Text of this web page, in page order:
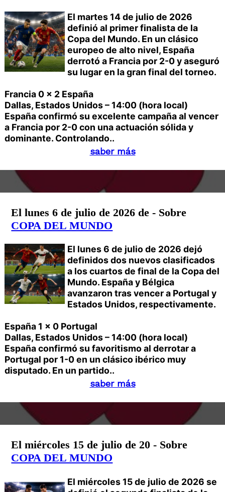
El martes 14 de julio de 2026
definió al primer finalista de la
Copa del Mundo. En un clásico
europeo de alto nivel, España
derrotó a Francia por 2-0 y aseguró
su lugar en la gran final del torneo.
Francia 0 x 2 España
Dallas, Estados Unidos – 14:00 (hora local)
España confirmó su excelente campaña al vencer
a Francia por 2-0 con una actuación sólida y
dominante. Controlando..
saber más
El lunes 6 de julio de 2026 de - Sobre
COPA DEL MUNDO
El lunes 6 de julio de 2026 dejó
definidos dos nuevos clasificados
a los cuartos de final de la Copa del
Mundo. España y Bélgica
avanzaron tras vencer a Portugal y
Estados Unidos, respectivamente.
España 1 x 0 Portugal
Dallas, Estados Unidos – 14:00 (hora local)
España confirmó su favoritismo al derrotar a
Portugal por 1-0 en un clásico ibérico muy
disputado. En un partido..
saber más
El miércoles 15 de julio de 20 - Sobre
COPA DEL MUNDO
El miércoles 15 de julio de 2026 se